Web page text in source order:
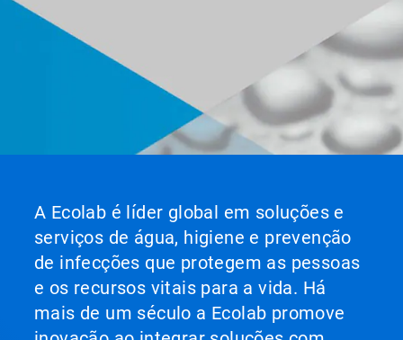
A Ecolab é líder global em soluções e
serviços de água, higiene e prevenção
de infecções que protegem as pessoas
e os recursos vitais para a vida. Há
mais de um século a Ecolab promove